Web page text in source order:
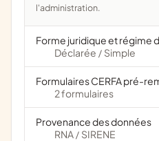
l'administration.
Forme juridique et régime
Déclarée / Simple
Formulaires CERFA pré-
2 formulaires
Provenance des données
RNA / SIRENE